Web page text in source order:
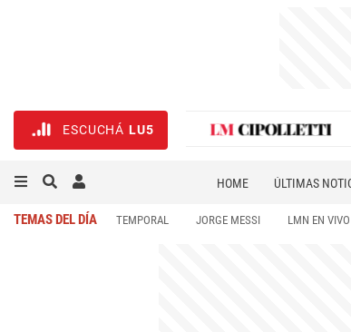
ESCUCHÁ LU5
HOME ÚLTIMAS
TEMAS DEL DÍA TEMPORAL JORGE MESSI LMN EN VIVO